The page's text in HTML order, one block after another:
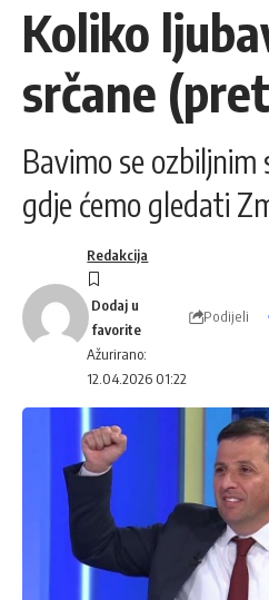
Koliko
srčane
Bavimo se
gdje ćemo gledati
Ažurirano:
12.04.2026 01:22
Redakcija
Podijeli